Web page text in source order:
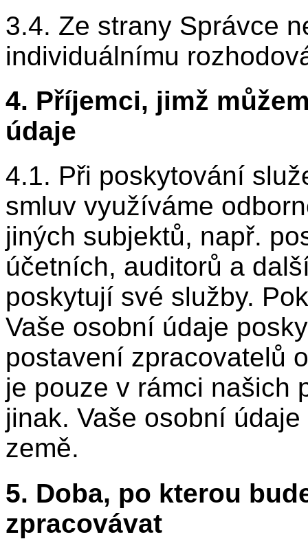
3.4. Ze strany Správce
individuálnímu
4. Příjemci, jimž
údaje
4.1. Při poskytování
smluv využíváme
jiných subjektů, např.
účetních, auditorů a
poskytují své služby.
Vaše osobní údaje
postavení zpracovatelů
je pouze v rámci našich
jinak. Vaše osobní
země.
5. Doba, po kterou
zpracovávat